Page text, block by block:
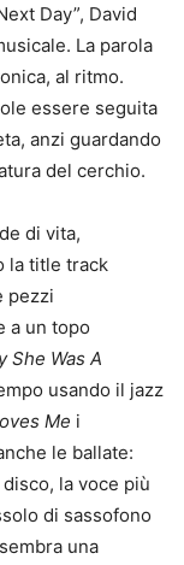
Day”, David
La parola
al ritmo.
essere seguita
anzi guardando
del cerchio.
di vita,
la title track
pezzi
a un topo
She Was A
usando il jazz
Me i
le ballate:
la voce più
di sassofono
una